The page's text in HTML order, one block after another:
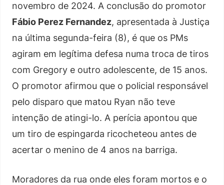
novembro de 2024. A conclusão do promotor
Fábio Perez Fernandez, apresentada à Justiça
na última segunda-feira (8), é que os PMs
agiram em legítima defesa numa troca de tiros
com Gregory e outro adolescente, de 15 anos.
O promotor afirmou que o policial responsável
pelo disparo que matou Ryan não teve
intenção de atingi-lo. A perícia apontou que
um tiro de espingarda ricocheteou antes de
acertar o menino de 4 anos na barriga.
Moradores da rua onde eles foram mortos e o